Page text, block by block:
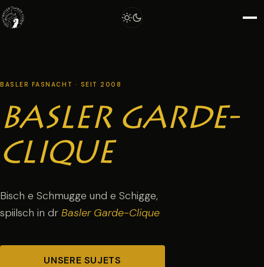
Sujets
Mitglieder
Stygli
BASLER FASNACHT · SEIT 2008
BASLER GARDE-
CLIQUE
Bisch e Schmugge und e Schigge,
spiilsch in dr Basler Garde-Clique
UNSERE SUJETS